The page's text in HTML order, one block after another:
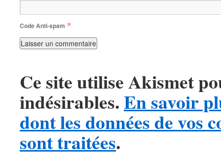
Code Anti-spam *
Ce site utilise Akismet
indésirables.En savoir
dont les données de vos
sont traitées.